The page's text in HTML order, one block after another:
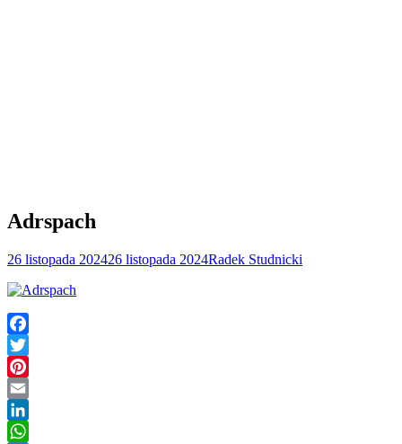
Adrspach
26 listopada 202426 listopada 2024Radek Studnicki
Facebook
Twitter
Pinterest
Email
LinkedIn